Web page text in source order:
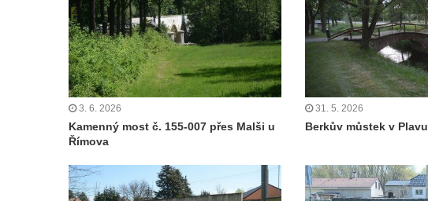
Lávka Frankovka přes Střelu jihozápadně
od Rabštejna nad Střelou
Most přes Moravanský potok u Dolních
Zálezel
Most přes Podlešínský potok pod
Klášterní most v Zákupech
3. 6. 2026
Kamenný most č. 155-007 přes Malši u
Římova
31. 5. 2026
Berkův můstek v Plavu